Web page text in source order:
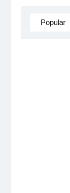
Popular